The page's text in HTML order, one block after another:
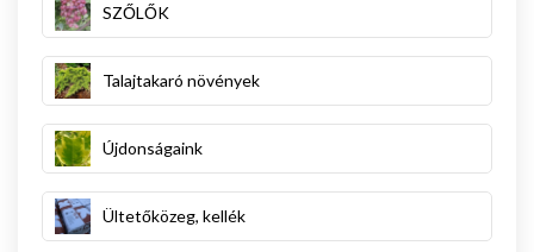
SZŐLŐK
Talajtakaró növények
Újdonságaink
Ültetőközeg, kellék